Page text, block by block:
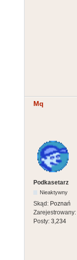
Mq
Podkasetarz
Nieaktywny
Skąd: Poznań
Zarejestrowany:
Posty: 3,234